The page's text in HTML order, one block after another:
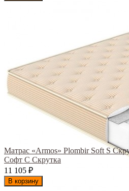
Матрас «Armos» Plombir Soft S
Софт С Скрутка
11 105 ₽
В корзину